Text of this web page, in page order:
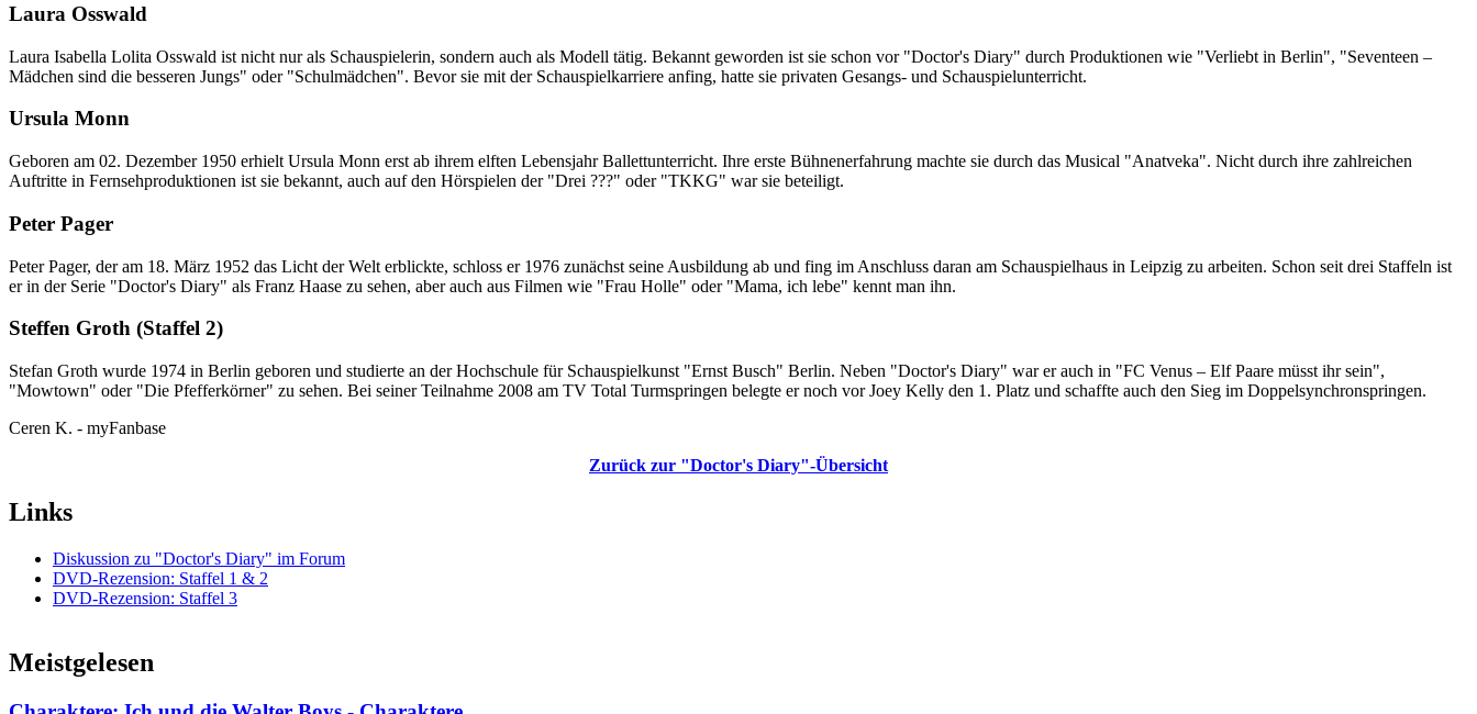
Laura Osswald
Laura Isabella Lolita Osswald ist nicht nur als Schauspielerin, sondern auch als Modell tätig. Bekannt geworden ist sie schon vor "Doctor's Diary" durch Produktionen wie "Verliebt in Berlin", "Seventeen –
Mädchen sind die besseren Jungs" oder "Schulmädchen". Bevor sie mit der Schauspielkarriere anfing, hatte sie privaten Gesangs- und Schauspielunterricht.
Ursula Monn
Geboren am 02. Dezember 1950 erhielt Ursula Monn erst ab ihrem elften Lebensjahr Ballettunterricht. Ihre erste Bühnenerfahrung machte sie durch das Musical "Anatveka". Nicht durch ihre zahlreichen
Auftritte in Fernsehproduktionen ist sie bekannt, auch auf den Hörspielen der "Drei ???" oder "TKKG" war sie beteiligt.
Peter Pager
Peter Pager, der am 18. März 1952 das Licht der Welt erblickte, schloss er 1976 zunächst seine Ausbildung ab und fing im Anschluss daran am Schauspielhaus in Leipzig zu arbeiten. Schon seit drei Staffeln ist
er in der Serie "Doctor's Diary" als Franz Haase zu sehen, aber auch aus Filmen wie "Frau Holle" oder "Mama, ich lebe" kennt man ihn.
Steffen Groth (Staffel 2)
Stefan Groth wurde 1974 in Berlin geboren und studierte an der Hochschule für Schauspielkunst "Ernst Busch" Berlin. Neben "Doctor's Diary" war er auch in "FC Venus – Elf Paare müsst ihr sein",
"Mowtown" oder "Die Pfefferkörner" zu sehen. Bei seiner Teilnahme 2008 am TV Total Turmspringen belegte er noch vor Joey Kelly den 1. Platz und schaffte auch den Sieg im Doppelsynchronspringen.
Ceren K. - myFanbase
Zurück zur "Doctor's Diary"-Übersicht
Links
Diskussion zu "Doctor's Diary" im Forum
DVD-Rezension: Staffel 1 & 2
DVD-Rezension: Staffel 3
Meistgelesen